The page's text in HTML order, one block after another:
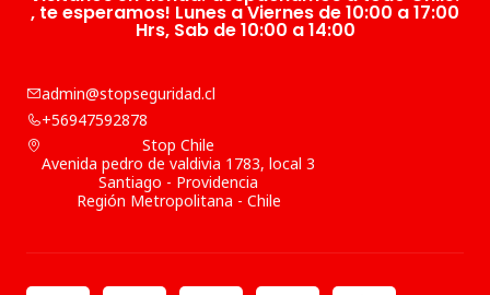
, te esperamos! Lunes a Viernes de 10:00 a 17:00
Hrs, Sab de 10:00 a 14:00
admin@stopseguridad.cl
+56947592878
Stop Chile
Avenida pedro de valdivia 1783, local 3
Santiago - Providencia
Región Metropolitana - Chile